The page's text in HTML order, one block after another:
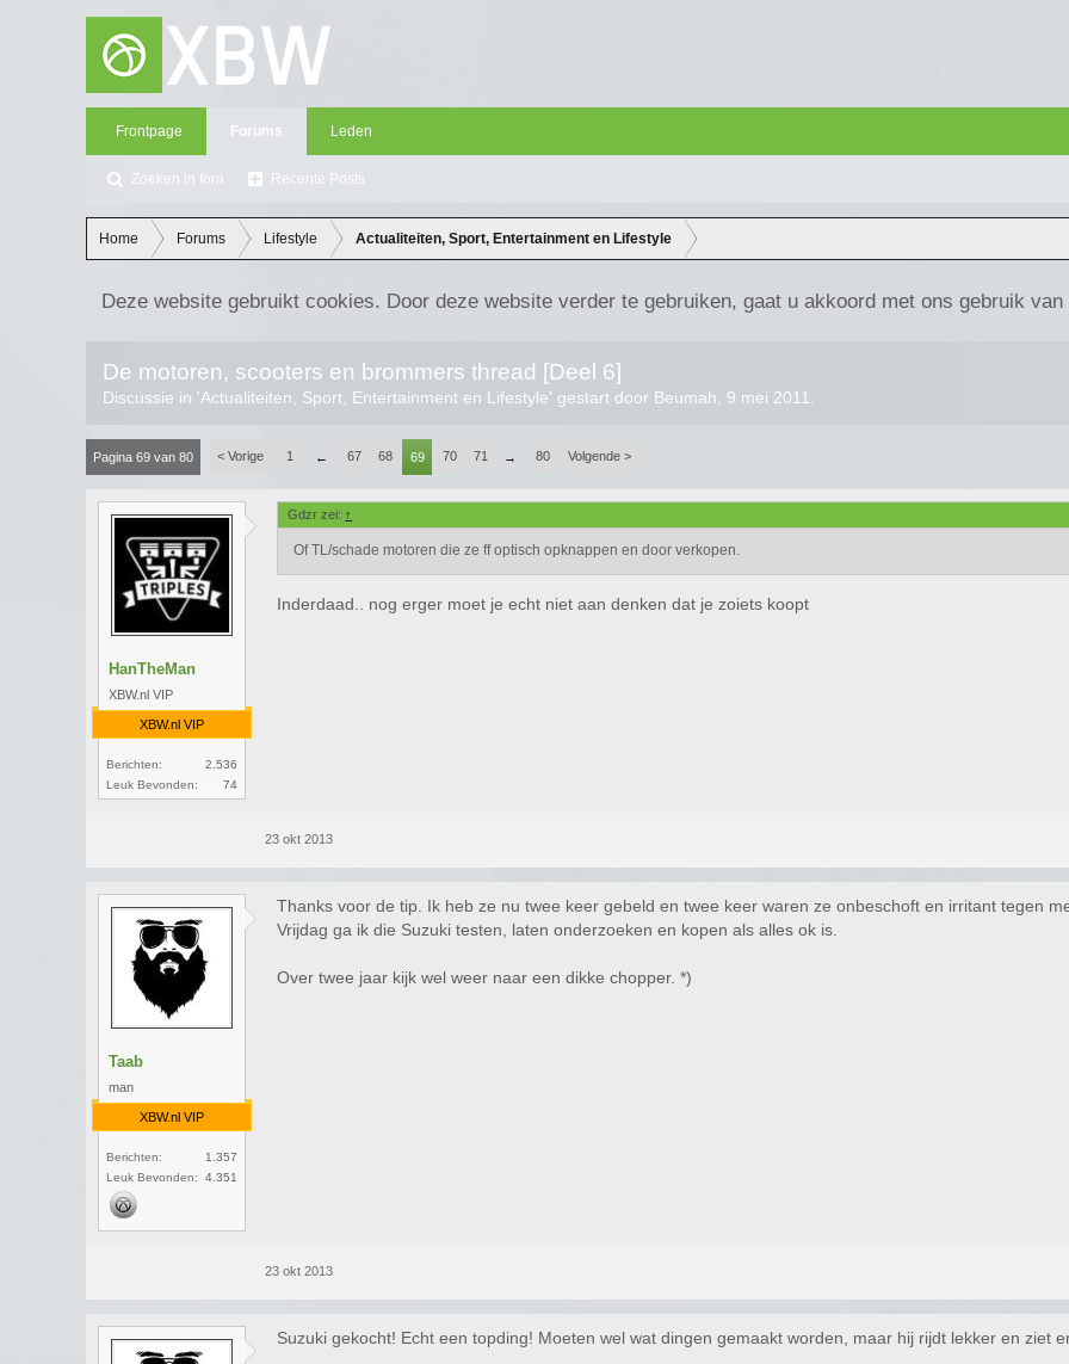
Frontpage Forums
Zoeken in fora Recente Posts
Leden
Home Forums Lifestyle Actualiteiten, Sport, Entertainment en Lifestyle
Deze website gebruikt cookies. Door deze website verder te gebruiken, gaat u akkoord met ons gebruik van
De motoren, scooters en brommers thread [Deel 6]
Discussie in 'Actualiteiten, Sport, Entertainment en Lifestyle' gestart door Beumah 9 mei 2011
Pagina 69 van 80 < Vorige 1 ← 67 68 69 70 71 → 80 Volgende >
HanTheMan
XBW.nl VIP
XBW.nl VIP
Berichten:
2.536
Leuk Bevonden:
74
Gdzr zei: ↑
Of TL/schade motoren die ze ff optisch opknappen en door verkopen.
Inderdaad.. nog erger moet je echt niet aan denken dat je zoiets koopt
23 okt 2013
Taab
man
XBW.nl VIP
Berichten:
1.357
Leuk Bevonden:
4.351
Thanks voor de tip. Ik heb ze nu twee keer gebeld en twee keer waren ze onbeschoft en irritant tegen
Vrijdag ga ik die Suzuki testen, laten onderzoeken en kopen als alles ok is.
Over twee jaar kijk wel weer naar een dikke chopper. *)
23 okt 2013
Suzuki gekocht! Echt een topding! Moeten wel wat dingen gemaakt worden, maar hij rijdt lekker en ziet